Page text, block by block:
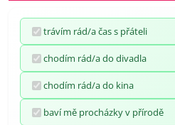
trávím rád/a čas s přáteli
chodím rád/a do divadla
chodím rád/a do kina
baví mě procházky v přírodě